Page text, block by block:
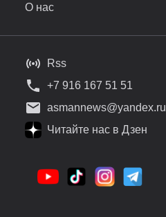
О нас
Rss
+7 916 167 51 51
asmannews@yandex.ru
Читайте нас в Дзен